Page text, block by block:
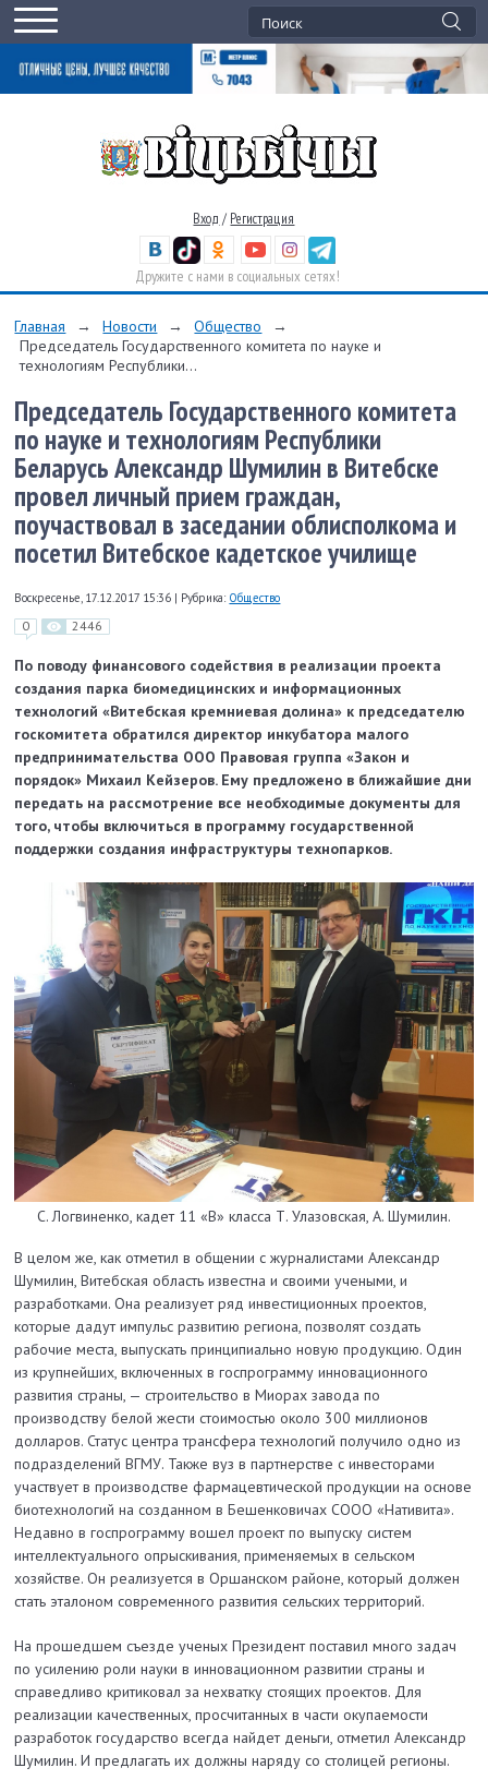
Вход / Регистрация
Дружите с нами в социальных сетях!
Главная → Новости → Общество
→
Председатель Государственного комитета по науке и
технологиям Республики...
Председатель Государственного комитета
по науке и технологиям Республики
Беларусь Александр Шумилин в Витебске
провел личный прием граждан,
поучаствовал в заседании облисполкома и
посетил Витебское кадетское училище
Воскресенье, 17.12.2017 15:36 | Рубрика: Общество
0 2446
По поводу финансового содействия в реализации проекта
создания парка биомедицинских и информационных
технологий «Витебская кремниевая долина» к председателю
госкомитета обратился директор инкубатора малого
предпринимательства ООО Правовая группа «Закон и
порядок» Михаил Кейзеров. Ему предложено в ближайшие дни
передать на рассмотрение все необходимые документы для
того, чтобы включиться в программу государственной
поддержки создания инфраструктуры технопарков.
С. Логвиненко, кадет 11 «В» класса Т. Улазовская, А. Шумилин.
В целом же, как отметил в общении с журналистами Александр
Шумилин, Витебская область известна и своими учеными, и
разработками. Она реализует ряд инвестиционных проектов,
которые дадут импульс развитию региона, позволят создать
рабочие места, выпускать принципиально новую продукцию. Один
из крупнейших, включенных в госпрограмму инновационного
развития страны, — строительство в Миорах завода по
производству белой жести стоимостью около 300 миллионов
долларов. Статус центра трансфера технологий получило одно из
подразделений ВГМУ. Также вуз в партнерстве с инвесторами
участвует в производстве фармацевтической продукции на основе
биотехнологий на созданном в Бешенковичах СООО «Нативита».
Недавно в госпрограмму вошел проект по выпуску систем
интеллектуального опрыскивания, применяемых в сельском
хозяйстве. Он реализуется в Оршанском районе, который должен
стать эталоном современного развития сельских территорий.
На прошедшем съезде ученых Президент поставил много задач
по усилению роли науки в инновационном развитии страны и
справедливо критиковал за нехватку стоящих проектов. Для
реализации качественных, просчитанных в части окупаемости
разработок государство всегда найдет деньги, отметил Александр
Шумилин. И предлагать их должны наряду со столицей регионы.